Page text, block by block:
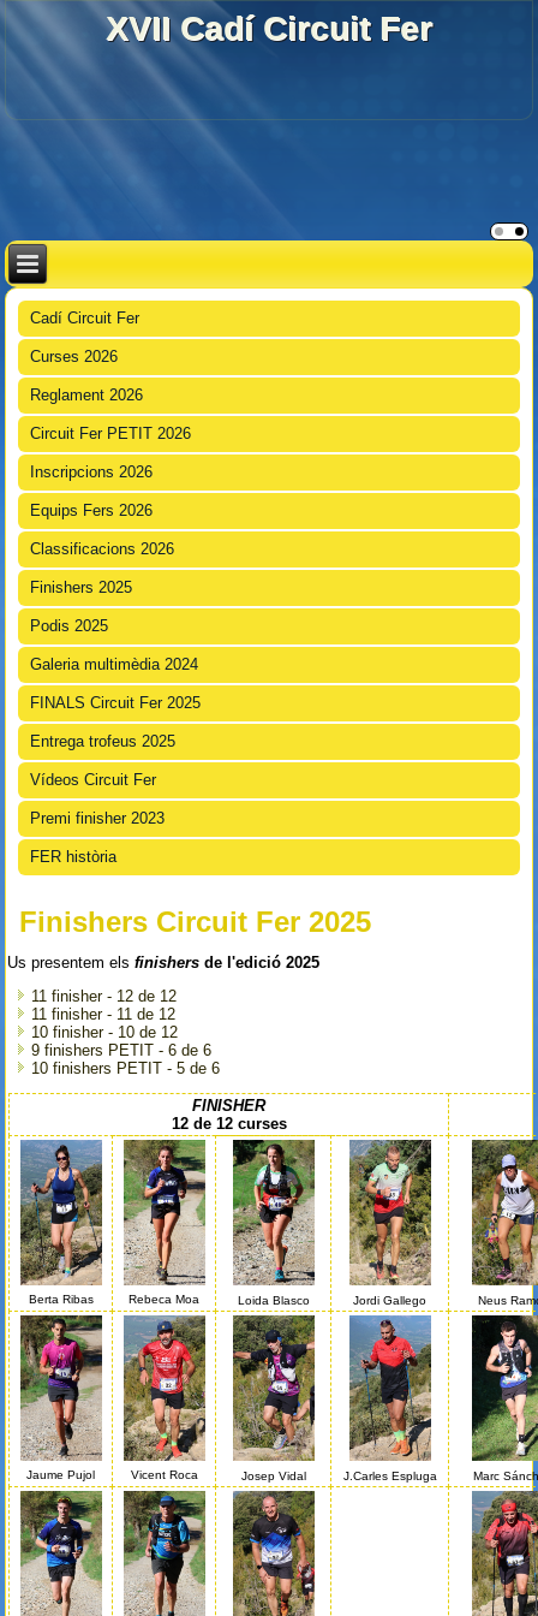
XVII Cadí Circuit Fer
Cadí Circuit Fer
Curses 2026
Reglament 2026
Circuit Fer PETIT 2026
Inscripcions 2026
Equips Fers 2026
Classificacions 2026
Finishers 2025
Podis 2025
Galeria multimèdia 2024
FINALS Circuit Fer 2025
Entrega trofeus 2025
Vídeos Circuit Fer
Premi finisher 2023
FER història
Finishers Circuit Fer 2025
Us presentem elsfinishersde l'edició 2025
11 finisher - 12 de 12
11 finisher - 11 de 12
10 finisher - 10 de 12
9 finishers PETIT - 6 de 6
10 finishers PETIT - 5 de 6
FINISHER
12 de 12 curses
Berta Ribas Rebeca Moa Loida Blasco Jordi Gallego Neus
Jaume Pujol Vicent Roca Josep Vidal J.Carles Espluga Marc